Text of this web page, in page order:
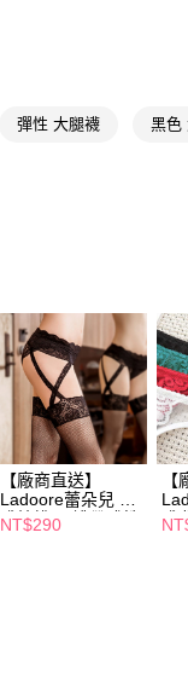
２．訂單成立數日內，您
【注意事項】
１．透過由恩沛科技股份有
交易，需依本服務之必要
求債權轉讓予恩沛科技股份
２．關於個人資料處理事宜
https://aftee.tw/terms/
３．未成年的使用者請事先
「AFTEE先享後付」，若
任。
彈性 大腿襪 黑色
【廠商直送】
Ladoore蕾朵兒 魅
惑情挑 吊襪帶式性
感大腿網襪 黑
NT$290
【
惑